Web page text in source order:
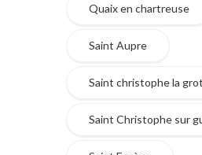
Quaix en chartreuse
Saint Aupre
Saint christophe la
Saint Christophe sur